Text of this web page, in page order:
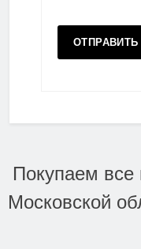
Покупаем все
Московской